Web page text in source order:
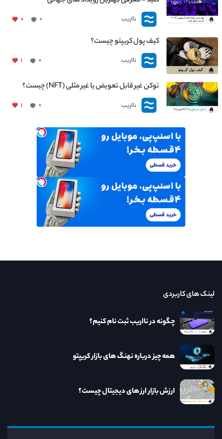
نااریب ۰ ۰
کیف پول کریپتو چیست؟
نااریب ۰ ۱
توکن غیر قابل تعویض یا غیر مثلی (NFT) چیست؟
نااریب ۰ ۱
لینک های کاربردی
چگونه در نااریب ثبت نام کنیم؟
همه چیز درباره نهنگ های بازار کریپتو
ارزش بازار ارز های دیجیتال چیست؟